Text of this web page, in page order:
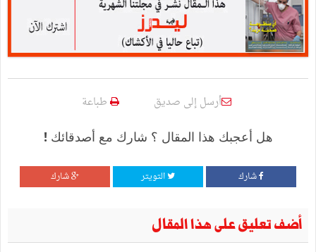
أرسل إلى صديق طباعة
هل أعجبك هذا المقال ؟ شارك مع أصدقائك !
شارك التويتر شارك
أضف تعليق على هذا المقال